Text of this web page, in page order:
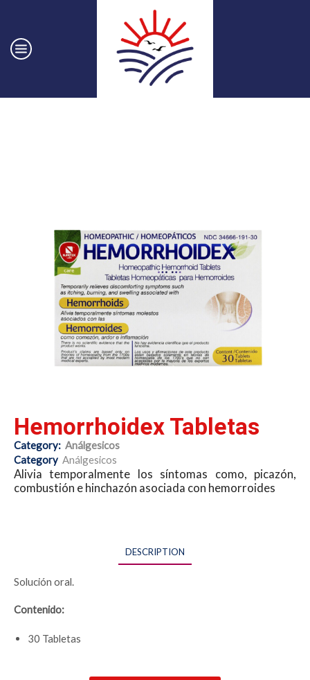
Hemorrhoidex Tabletas
Category: Análgesicos
Category Análgesicos
Alivia temporalmente los síntomas como, picazón,
combustión e hinchazón asociada con hemorroides
DESCRIPTION
Solución oral.
Contenido:
30 Tabletas